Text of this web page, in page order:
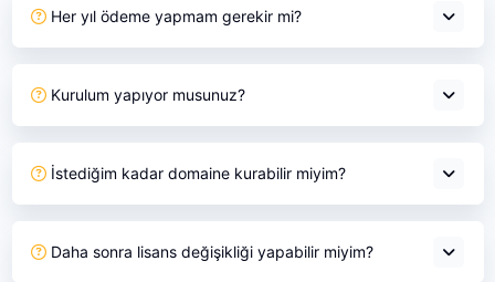
Her yıl ödeme yapmam gerekir mi?
Kurulum yapıyor musunuz?
İstediğim kadar domaine kurabilir miyim?
Daha sonra lisans değişikliği yapabilir miyim?